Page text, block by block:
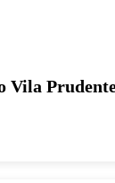
Vila